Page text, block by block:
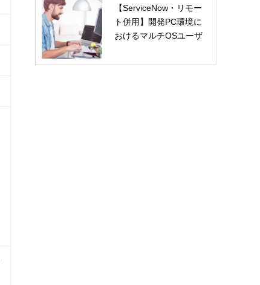
【ServiceNow・リモー
ト併用】開発PC環境に
おけるマルチOSユーザ